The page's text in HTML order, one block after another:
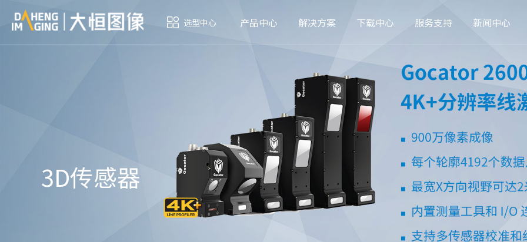
选型中心 产品中心 解决方案 下载中心 服务支持 新闻中心
3D传感器